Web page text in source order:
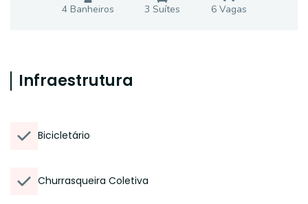
4Banheiros 3 Suítes 6Vagas
Infraestrutura
Bicicletário
Churrasqueira Coletiva